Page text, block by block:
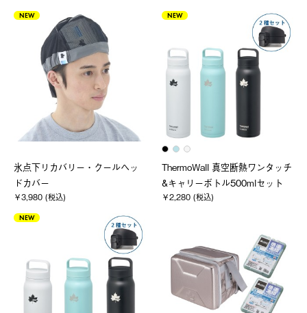
NEW
氷点下リカバリー・クールヘッ
ドカバー
￥3,980 (税込)
NEW
ThermoWall 真空断熱ワンタッチ
&キャリーボトル500mlセット
￥2,280 (税込)
NEW